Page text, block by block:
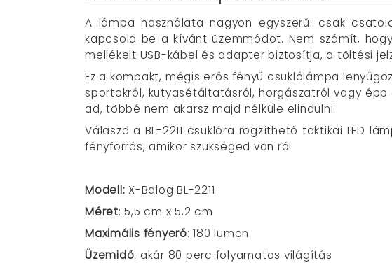
A lámpa használata nagyon egyszerű: csak
kapcsold be a kívánt üzemmódot. Nem számít,
mellékelt USB-kábel és adapter biztosítja, a töltési
Ez a kompakt, mégis erős fényű csuklólámpa
sportokról, kutyasétáltatásról, horgászatról vagy
ad, többé nem akarsz majd nélküle elindulni.
Válaszd a BL-2211 csuklóra rögzíthető taktikai LED
fényforrás, amikor szükséged van rá!
Modell: X-Balog BL-2211
Méret: 5,5 cm x 5,2 cm
Maximális fényerő: 180 lumen
Üzemidő: akár 80 perc folyamatos világítás